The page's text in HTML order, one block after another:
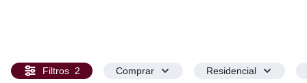
Filtros 2 Comprar Residencial